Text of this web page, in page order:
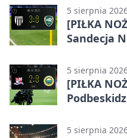
5 sierpnia
[PIŁKA
Sandecja
5 sierpnia
[PIŁKA
w
5 sierpnia